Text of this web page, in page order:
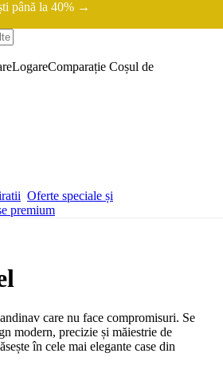
până la 40% →
LogareComparație Coșul de
Oferte speciale și
premium
care nu face compromisuri. Se
modern, precizie și măiestrie de
în cele mai elegante case din